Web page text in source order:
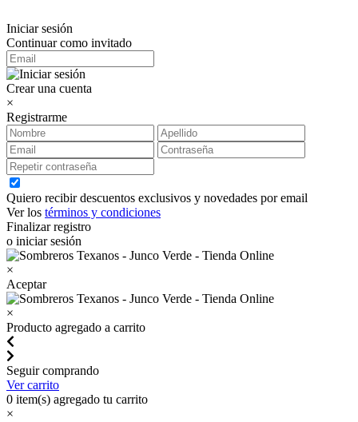
Iniciar sesión
Continuar como invitado
Crear una cuenta
×
Registrarme
Quiero recibir descuentos exclusivos y novedades por email
Ver los términos y condiciones
Finalizar registro
o iniciar sesión
×
Aceptar
×
Producto agregado a carrito
Seguir comprando
Ver carrito
0 item(s) agregado tu carrito
×